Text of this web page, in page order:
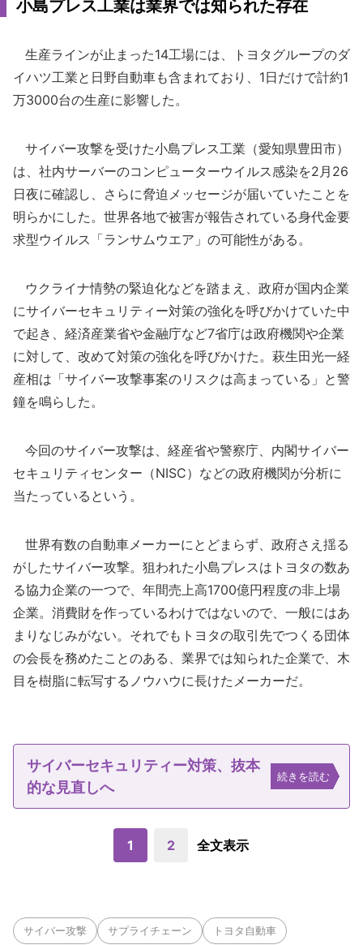
小島プレス工業は業界では知られた存在
生産ラインが止まった14工場には、トヨタグループのダ
イハツ工業と日野自動車も含まれており、1日だけで計約1
万3000台の生産に影響した。
サイバー攻撃を受けた小島プレス工業（愛知県豊田市）
は、社内サーバーのコンピューターウイルス感染を2月26
日夜に確認し、さらに脅迫メッセージが届いていたことを
明らかにした。世界各地で被害が報告されている身代金要
求型ウイルス「ランサムウエア」の可能性がある。
ウクライナ情勢の緊迫化などを踏まえ、政府が国内企業
にサイバーセキュリティー対策の強化を呼びかけていた中
で起き、経済産業省や金融庁など7省庁は政府機関や企業
に対して、改めて対策の強化を呼びかけた。萩生田光一経
産相は「サイバー攻撃事案のリスクは高まっている」と警
鐘を鳴らした。
今回のサイバー攻撃は、経産省や警察庁、内閣サイバー
セキュリティセンター（NISC）などの政府機関が分析に
当たっているという。
世界有数の自動車メーカーにとどまらず、政府さえ揺る
がしたサイバー攻撃。狙われた小島プレスはトヨタの数あ
る協力企業の一つで、年間売上高1700億円程度の非上場
企業。消費財を作っているわけではないので、一般にはあ
まりなじみがない。それでもトヨタの取引先でつくる団体
の会長を務めたことのある、業界では知られた企業で、木
目を樹脂に転写するノウハウに長けたメーカーだ。
サイバーセキュリティー対策、抜本
的な見直しへ
続きを読む
1 2 全文表示
サイバー攻撃 サプライチェーン トヨタ自動車